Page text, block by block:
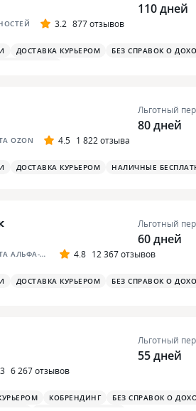
3.2 877 отзывов
110 дней
ДОСТАВКА КУРЬЕРОМ БЕЗ СПРАВОК О
OZON 4.5 1 822 отзыва
Льготный
80 дней
ДОСТАВКА КУРЬЕРОМ НАЛИЧНЫЕ
КРЕДИТНАЯ КАРТА АЛЬФА-БАНКА 4.8 12 367 отзывов
Льготный
60 дней
ДОСТАВКА КУРЬЕРОМ БЕЗ СПРАВОК О
6 267 отзывов
Льготный
55 дней
КОБРЕНДИНГ БЕЗ СПРАВОК О